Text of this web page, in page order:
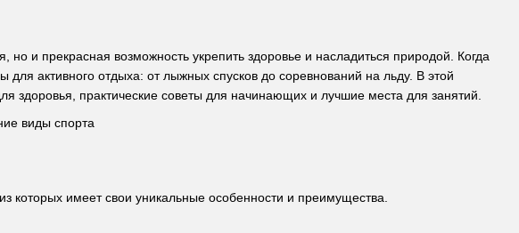
и прекрасная возможность укрепить здоровье и насладиться природой. Когда
активного отдыха: от лыжных спусков до соревнований на льду. В этой
здоровья, практические советы для начинающих и лучшие места для занятий.
которых имеет свои уникальные особенности и преимущества.